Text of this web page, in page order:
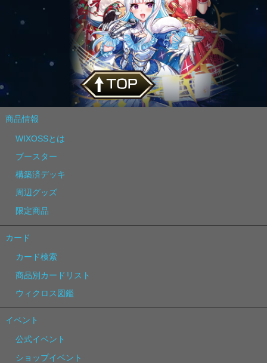
商品情報
WIXOSSとは
ブースター
構築済デッキ
周辺グッズ
限定商品
カード
カード検索
商品別カードリスト
ウィクロス図鑑
イベント
公式イベント
ショップイベント